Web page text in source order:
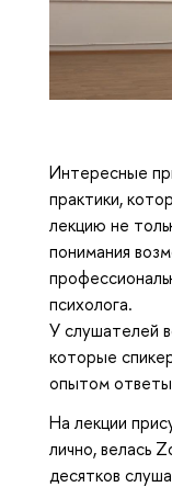
Интересные
практики,
лекцию не
понимания
психолога.
У слушателей
которые
опытом
На лекции
лично, велась
десятков